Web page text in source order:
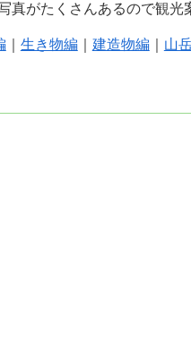
真がたくさんあるので観光
｜ 生き物編｜ 建造物編｜ 山